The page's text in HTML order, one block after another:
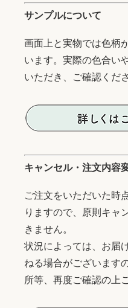
サンプルについて
画面上と実物では色柄
います。実際の色合い
いただき、ご確認くだ
キャンセル・注文内容
ご注文をいただいた時
りますので、原則キャ
きません。
状況によっては、お届
ねる場合がございます
所等、再度ご確認の上